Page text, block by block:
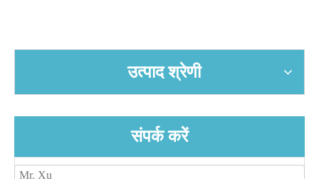
उत्पाद श्रेणी
संपर्क करें